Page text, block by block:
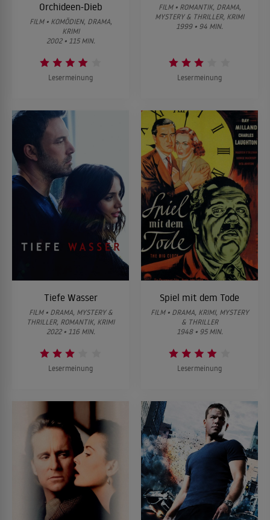
Orchideen-Dieb
FILM • KOMÖDIEN, DRAMA,
KRIMI
2002 • 115 MIN.
Lesermeinung
FILM • ROMANTIK, DRAMA,
MYSTERY & THRILLER, KRIMI
1999 • 94 MIN.
Lesermeinung
Tiefe Wasser
FILM • DRAMA, MYSTERY &
THRILLER, ROMANTIK, KRIMI
2022 • 116 MIN.
Lesermeinung
Spiel mit dem Tode
FILM • DRAMA, KRIMI, MYSTERY
& THRILLER
1948 • 95 MIN.
Lesermeinung